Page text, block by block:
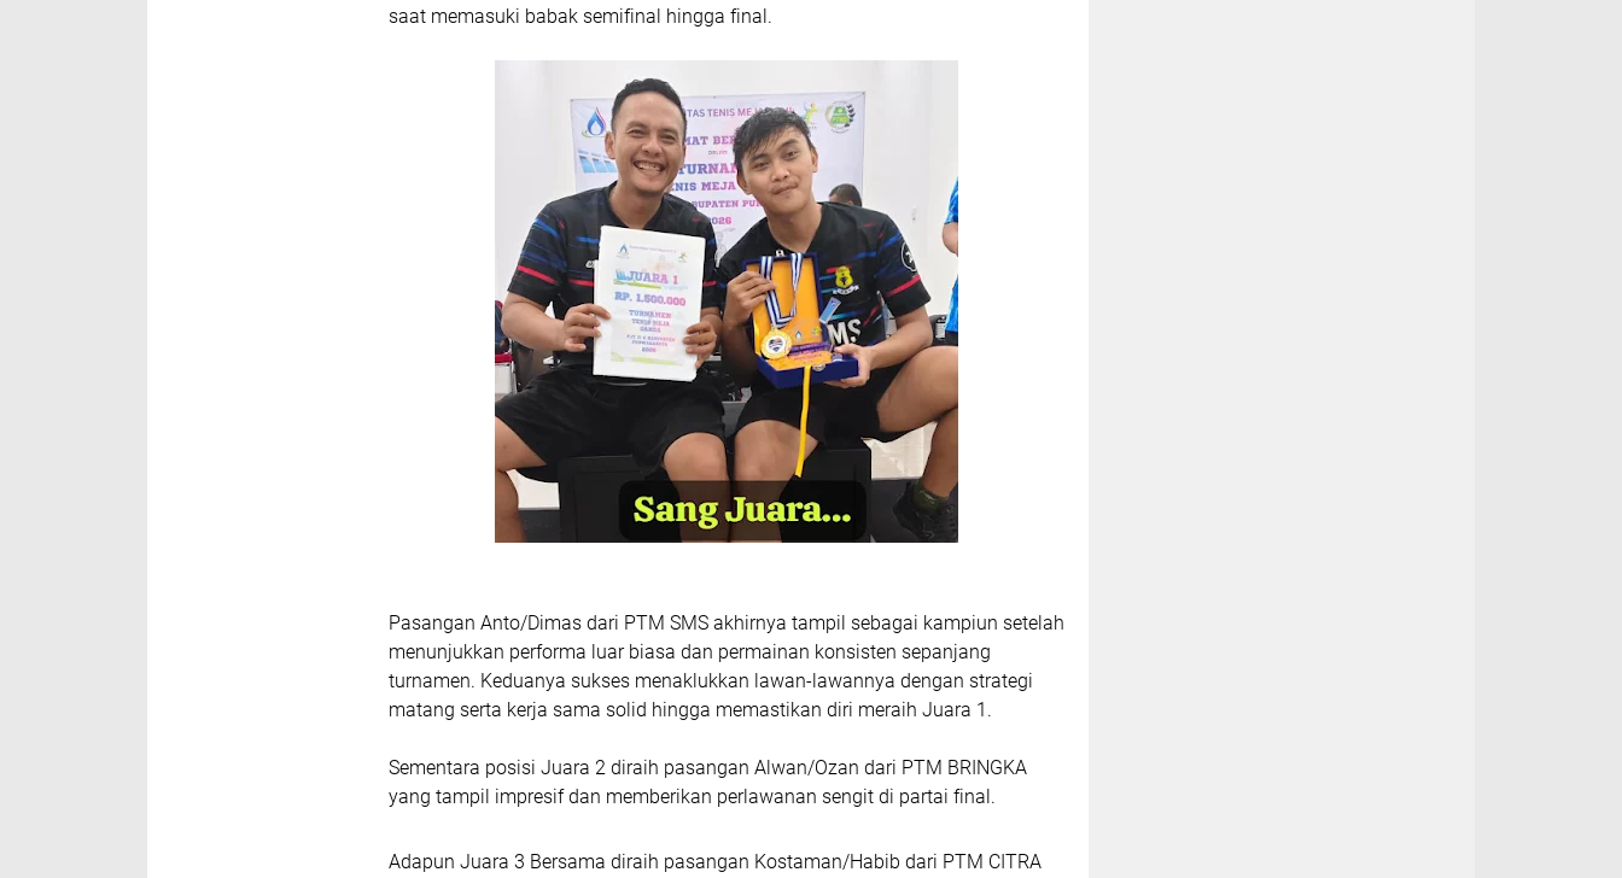
saat memasuki babak semifinal hingga final.
Pasangan Anto/Dimas dari PTM SMS akhirnya tampil sebagai kampiun setelah
menunjukkan performa luar biasa dan permainan konsisten sepanjang
turnamen. Keduanya sukses menaklukkan lawan-lawannya dengan strategi
matang serta kerja sama solid hingga memastikan diri meraih Juara 1.
Sementara posisi Juara 2 diraih pasangan Alwan/Ozan dari PTM BRINGKA
yang tampil impresif dan memberikan perlawanan sengit di partai final.
Adapun Juara 3 Bersama diraih pasangan Kostaman/Habib dari PTM CITRA